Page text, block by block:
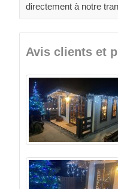
directement à notre
Avis clients et